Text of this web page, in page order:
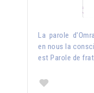
La parole
en nous la
est Parole de